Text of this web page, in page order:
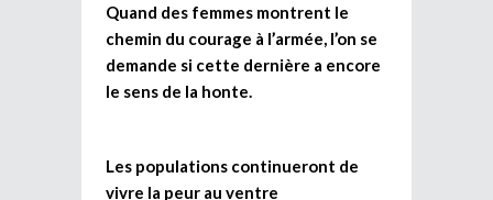
Quand des femmes montrent le
chemin du courage à l’armée, l’on se
demande si cette dernière a encore
le sens de la honte.
Les populations continueront de
vivre la peur au ventre